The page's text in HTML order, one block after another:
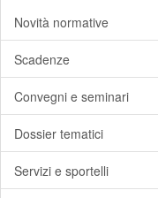
Novità normative
Scadenze
Convegni e seminari
Dossier tematici
Servizi e sportelli